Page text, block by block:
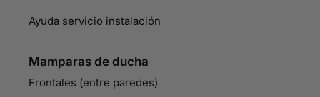
Ayuda servicio instalación
Mamparas de ducha
Frontales (entre paredes)